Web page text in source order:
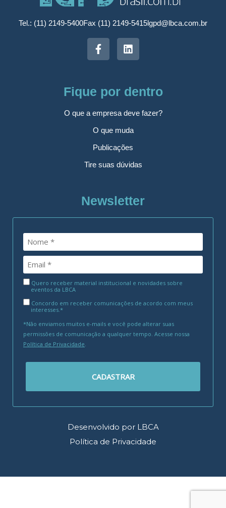
Tel.: (11) 2149-5400Fax (11) 2149-5415lgpd@lbca.com.br
Fique por dentro
O que a empresa deve fazer?
O que muda
Publicações
Tire suas dúvidas
Newsletter
Quero receber material institucional e novidades sobre
eventos da LBCA
Concordo em receber comunicações de acordo com meus
interesses.*
*Não enviamos muitos e-mails e você pode alterar suas
permissões de comunicação a qualquer tempo. Acesse nossa
Política de Privacidade.
CADASTRAR
Desenvolvido por LBCA
Política de Privacidade